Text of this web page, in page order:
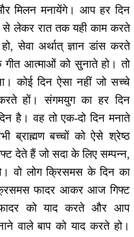
मिलन मनायेंगे। आप हर दिन
से लेकर रात तक यही काम करते
सेवा अर्थात् ज्ञान डांस करते
गीत आत्माओं को सुनाते हो। तो
कोई दिन ऐसा नहीं जो सच्चे
हों। संगमयुग का हर दिन
है। वह तो एक-दो दिन मनाते
ब्राह्मण बच्चों को ऐसे श्रेष्ठ
देते हैं जो सदा के लिए सम्पन्न,
वो लोग क्रिसमस के दिन का
फादर आकर आज गिफ्ट
को याद करते और आप
वाले बाप को याद करते हो।